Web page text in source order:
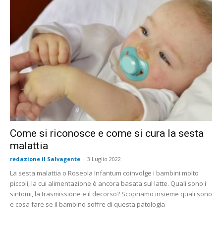
Come si riconosce e come si cura la sesta
malattia
redazione il Salvagente - 3 Luglio 2022
La sesta malattia o Roseola Infantum coinvolge i bambini molto
piccoli, la cui alimentazione è ancora basata sul latte. Quali sono i
sintomi, la trasmissione e il decorso? Scopriamo insieme quali sono
e cosa fare se il bambino soffre di questa patologia